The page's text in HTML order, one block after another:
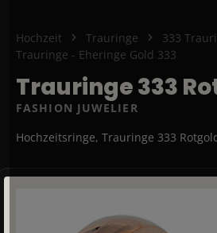
Hochzeit Trauringe
333
Trauringe - Eheringe Gold 333
Trauringe 333
FASHION JUWELIER
Hochzeitsringe, Trauringe 333
Bildergalerie überspringen